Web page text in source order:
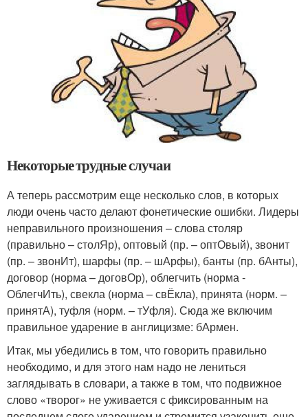
Некоторые трудные случаи
А теперь рассмотрим еще несколько слов, в которых
люди очень часто делают фонетические ошибки. Лидеры
неправильного произношения – слова столяр
(правильно – столЯр), оптовый (пр. – оптОвый), звонит
(пр. – звонИт), шарфы (пр. – шАрфы), банты (пр. бАнты),
договор (норма – договОр), облегчить (норма -
ОблегчИть), свекла (норма – свЁкла), принята (норм. –
принятА), туфля (норм. – тУфля). Сюда же включим
правильное ударение в англицизме: бАрмен.
Итак, мы убедились в том, что говорить правильно
необходимо, и для этого нам надо не лениться
заглядывать в словари, а также в том, что подвижное
слово «творог» не уживается с фиксированным на